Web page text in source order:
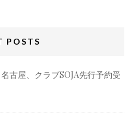
POSTS
古屋、クラブSOJA先行予約受